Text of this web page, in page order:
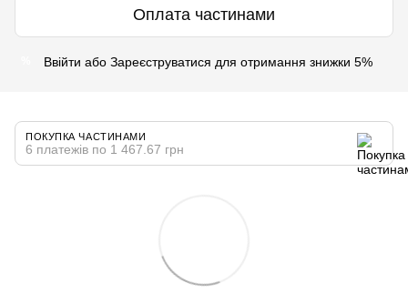
Оплата частинами
Ввійти або Зареєструватися для отримання знижки 5%
ПОКУПКА ЧАСТИНАМИ
6 платежів по 1 467.67 грн